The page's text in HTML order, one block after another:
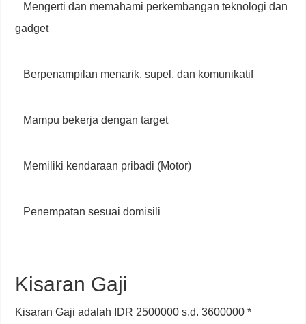
Mengerti dan memahami perkembangan teknologi dan
gadget
Berpenampilan menarik, supel, dan komunikatif
Mampu bekerja dengan target
Memiliki kendaraan pribadi (Motor)
Penempatan sesuai domisili
Kisaran Gaji
Kisaran Gaji adalah IDR 2500000 s.d. 3600000 *